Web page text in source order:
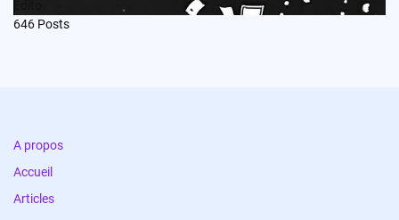
646 Posts
A propos
Accueil
Articles